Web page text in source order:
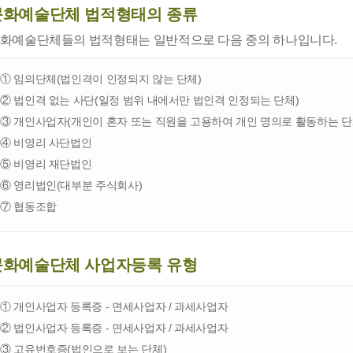
예술단체 법적형태의 종류
예술단체들의 법적형태는 일반적으로 다음 중의 하나입니다.
① 임의단체(법인격이 인정되지 않는 단체)
② 법인격 없는 사단(일정 범위 내에서만 법인격 인정되는 단체)
③ 개인사업자(개인이 혼자 또는 직원을 고용하여 개인 명의로 활동하는
④ 비영리 사단법인
⑤ 비영리 재단법인
⑥ 영리법인(대부분 주식회사)
⑦ 협동조합
예술단체 사업자등록 유형
① 개인사업자 등록증 - 면세사업자 / 과세사업자
② 법인사업자 등록증 - 면세사업자 / 과세사업자
③ 고유번호증(법인으로 보는 단체)